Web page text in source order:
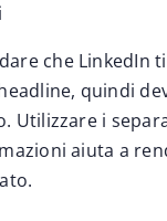
che LinkedIn
quindi
Utilizzare i
aiuta a